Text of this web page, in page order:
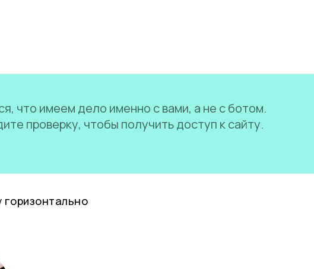
что имеем дело именно с вами, а не с ботом.
проверку, чтобы получить доступ к сайту.
горизонтально